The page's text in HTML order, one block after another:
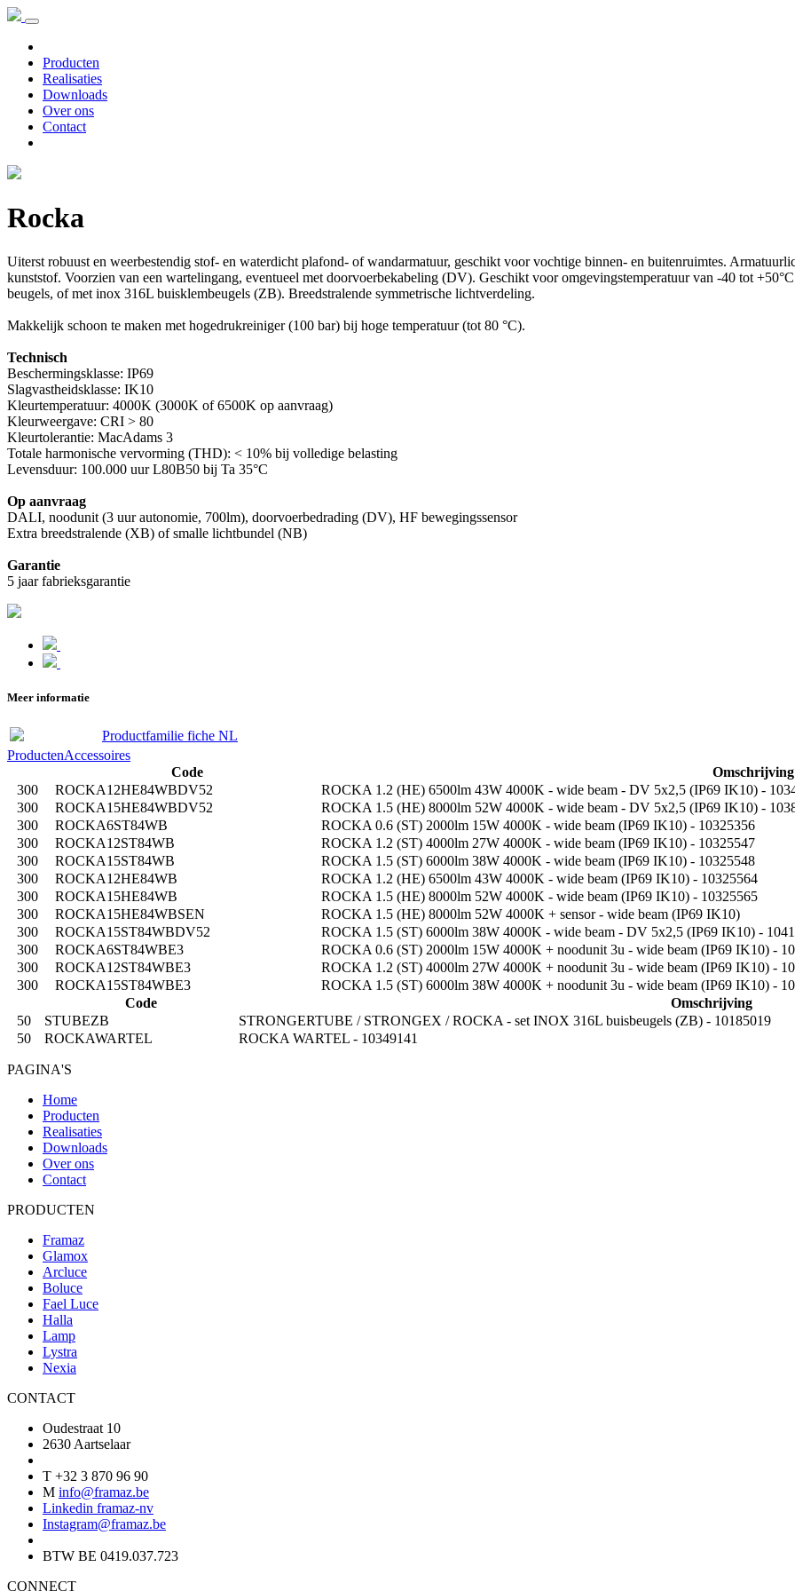
Producten
Realisaties
Downloads
Over ons
Contact
Rocka
Uiterst robuust en weerbestendig stof- en waterdicht plafond- of wandarmatuur, geschikt voor vochtige binnen- en buitenruimtes.
kunststof. Voorzien van een wartelingang, eventueel met doorvoerbekabeling (DV). Geschikt voor omgevingstemperatuur van -40 tot
beugels, of met inox 316L buisklembeugels (ZB). Breedstralende symmetrische lichtverdeling.
Makkelijk schoon te maken met hogedrukreiniger (100 bar) bij hoge temperatuur (tot 80 °C).
Technisch
Beschermingsklasse: IP69
Slagvastheidsklasse: IK10
Kleurtemperatuur: 4000K (3000K of 6500K op aanvraag)
Kleurweergave: CRI > 80
Kleurtolerantie: MacAdams 3
Totale harmonische vervorming (THD): < 10% bij volledige belasting
Levensduur: 100.000 uur L80B50 bij Ta 35°C
Op aanvraag
DALI, noodunit (3 uur autonomie, 700lm), doorvoerbedrading (DV), HF bewegingssensor
Extra breedstralende (XB) of smalle lichtbundel (NB)
Garantie
5 jaar fabrieksgarantie
Meer informatie
Productfamilie fiche NL
ProductenAccessoires
Code
Omschrijving
300
ROCKA12HE84WBDV52
ROCKA 1.2 (HE) 6500lm 43W 4000K - wide beam - DV 5x2,5 (IP69 IK10) -
300
ROCKA15HE84WBDV52
ROCKA 1.5 (HE) 8000lm 52W 4000K - wide beam - DV 5x2,5 (IP69 IK10) -
300
ROCKA6ST84WB
ROCKA 0.6 (ST) 2000lm 15W 4000K - wide beam (IP69 IK10) - 10325356
300
ROCKA12ST84WB
ROCKA 1.2 (ST) 4000lm 27W 4000K - wide beam (IP69 IK10) - 10325547
300
ROCKA15ST84WB
ROCKA 1.5 (ST) 6000lm 38W 4000K - wide beam (IP69 IK10) - 10325548
300
ROCKA12HE84WB
ROCKA 1.2 (HE) 6500lm 43W 4000K - wide beam (IP69 IK10) - 10325564
300
ROCKA15HE84WB
ROCKA 1.5 (HE) 8000lm 52W 4000K - wide beam (IP69 IK10) - 10325565
300
ROCKA15HE84WBSEN
ROCKA 1.5 (HE) 8000lm 52W 4000K + sensor - wide beam (IP69 IK10)
300
ROCKA15ST84WBDV52
ROCKA 1.5 (ST) 6000lm 38W 4000K - wide beam - DV 5x2,5 (IP69 IK10) -
300
ROCKA6ST84WBE3
ROCKA 0.6 (ST) 2000lm 15W 4000K + noodunit 3u - wide beam (IP69 IK10) -
300
ROCKA12ST84WBE3
ROCKA 1.2 (ST) 4000lm 27W 4000K + noodunit 3u - wide beam (IP69 IK10) -
300
ROCKA15ST84WBE3
ROCKA 1.5 (ST) 6000lm 38W 4000K + noodunit 3u - wide beam (IP69 IK10) -
Code
Omschrijving
50
STUBEZB
STRONGERTUBE / STRONGEX / ROCKA - set INOX 316L buisbeugels (ZB) - 10185019
50
ROCKAWARTEL ROCKA WARTEL - 10349141
PAGINA'S
Home
Producten
Realisaties
Downloads
Over ons
Contact
PRODUCTEN
Framaz
Glamox
Arcluce
Boluce
Fael Luce
Halla
Lamp
Lystra
Nexia
CONTACT
Oudestraat 10
2630 Aartselaar
T +32 3 870 96 90
M info@framaz.be
Linkedin framaz-nv
Instagram@framaz.be
BTW BE 0419.037.723
CONNECT